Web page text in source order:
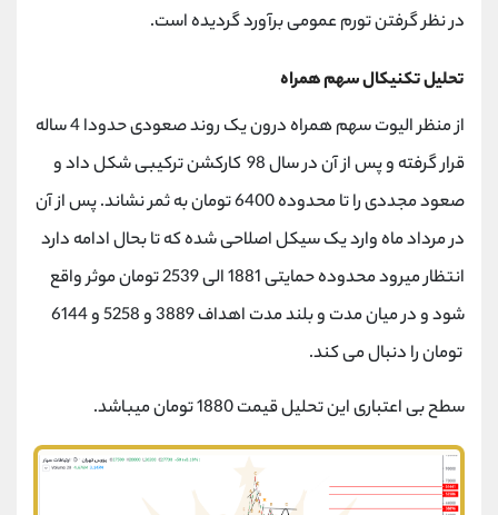
در نظر گرفتن تورم عمومی برآورد گردیده است.
تحلیل تکنیکال سهم همراه
از منظر الیوت سهم همراه درون یک روند صعودی حدودا 4 ساله
قرار گرفته و پس از آن در سال 98 کارکشن ترکیبی شکل داد و
صعود مجددی را تا محدوده 6400 تومان به ثمر نشاند. پس از آن
در مرداد ماه وارد یک سیکل اصلاحی شده که تا بحال ادامه دارد
انتظار میرود محدوده حمایتی 1881 الی 2539 تومان موثر واقع
شود و در میان مدت و بلند مدت اهداف 3889 و 5258 و 6144
تومان را دنبال می کند.
سطح بی اعتباری این تحلیل قیمت 1880 تومان میباشد.